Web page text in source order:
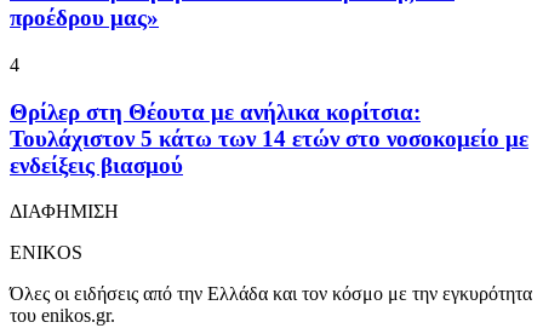
προέδρου μας»
4
Θρίλερ στη Θέουτα με ανήλικα κορίτσια:
Τουλάχιστον 5 κάτω των 14 ετών στο νοσοκομείο με
ενδείξεις βιασμού
ΔΙΑΦΗΜΙΣΗ
ENIKOS
Όλες οι ειδήσεις από την Ελλάδα και τον κόσμο με την εγκυρότητα
του enikos.gr.